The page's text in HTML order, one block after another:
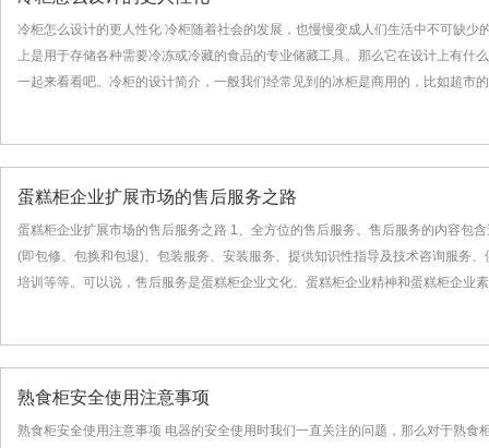
冷柜怎么设计的更人性化 冷柜随着社会的发展，也慢慢变成人们生活中不可缺少
上是用于存储各种需要冷冻或冷藏的食品的专业储藏工具。那么它在设计上有什
一起来看看吧。冷柜的设计简介，一般我们经常见到的冰柜是商用的，比如超市
蛋糕柜企业扩展市场的售后服务之路
蛋糕柜企业扩展市场的售后服务之路 1、全方位的售后服务。售后服务的内容包
(即包修、包换和包退)、包装服务、安装服务、提供知识性指导及技术咨询服务
培训等等。可以说，售后服务是蛋糕柜企业文化、蛋糕柜企业精神和蛋糕柜企业
熟食柜安全使用注意事项
熟食柜安全使用注意事项 电器的安全使用时我们一直关注的问题，那么对于熟食